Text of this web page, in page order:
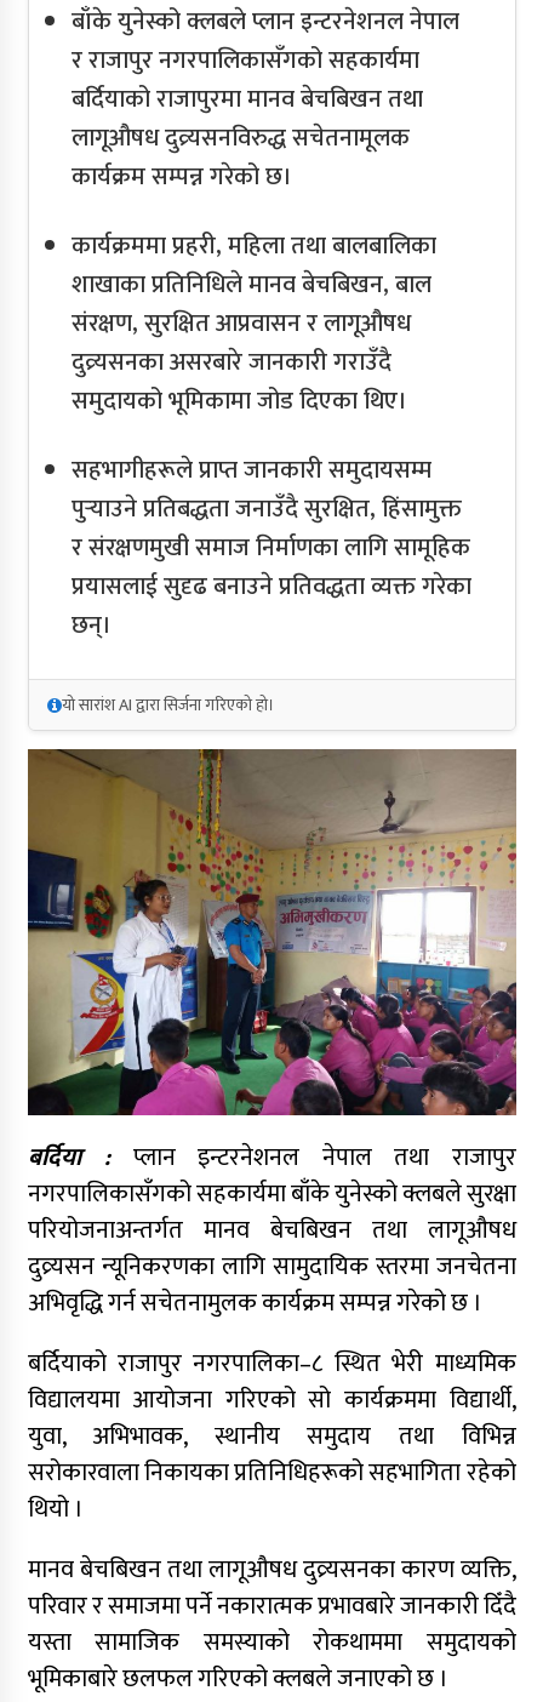
बाँके युनेस्को क्लबले प्लान इन्टरनेशनल नेपाल
र राजापुर नगरपालिकासँगको सहकार्यमा
बर्दियाको राजापुरमा मानव बेचबिखन तथा
लागूऔषध दुव्र्यसनविरुद्ध सचेतनामूलक
कार्यक्रम सम्पन्न गरेको छ।
कार्यक्रममा प्रहरी, महिला तथा बालबालिका
शाखाका प्रतिनिधिले मानव बेचबिखन, बाल
संरक्षण, सुरक्षित आप्रवासन र लागूऔषध
दुव्र्यसनका असरबारे जानकारी गराउँदै
समुदायको भूमिकामा जोड दिएका थिए।
सहभागीहरूले प्राप्त जानकारी समुदायसम्म
पुर्‍याउने प्रतिबद्धता जनाउँदै सुरक्षित, हिंसामुक्त
र संरक्षणमुखी समाज निर्माणका लागि सामूहिक
प्रयासलाई सुदृढ बनाउने प्रतिवद्धता व्यक्त गरेका
छन्।
यो सारांश AI द्वारा सिर्जना गरिएको हो।
बर्दिया : प्लान इन्टरनेशनल नेपाल तथा राजापुर
नगरपालिकासँगको सहकार्यमा बाँके युनेस्को क्लबले सुरक्षा
परियोजनाअन्तर्गत मानव बेचबिखन तथा लागूऔषध
दुव्र्यसन न्यूनिकरणका लागि सामुदायिक स्तरमा जनचेतना
अभिवृद्धि गर्न सचेतनामुलक कार्यक्रम सम्पन्न गरेको छ ।
बर्दियाको राजापुर नगरपालिका–८ स्थित भेरी माध्यमिक
विद्यालयमा आयोजना गरिएको सो कार्यक्रममा विद्यार्थी,
युवा, अभिभावक, स्थानीय समुदाय तथा विभिन्न
सरोकारवाला निकायका प्रतिनिधिहरूको सहभागिता रहेको
थियो ।
मानव बेचबिखन तथा लागूऔषध दुव्र्यसनका कारण व्यक्ति,
परिवार र समाजमा पर्ने नकारात्मक प्रभावबारे जानकारी दिँदै
यस्ता सामाजिक समस्याको रोकथाममा समुदायको
भूमिकाबारे छलफल गरिएको क्लबले जनाएको छ ।